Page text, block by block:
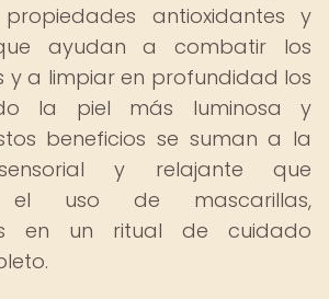
antioxidantes y
ayudan a combatir los
y a limpiar en profundidad los
la piel más luminosa y
beneficios se suman a la
y relajante que
el uso de mascarillas,
en un ritual de cuidado